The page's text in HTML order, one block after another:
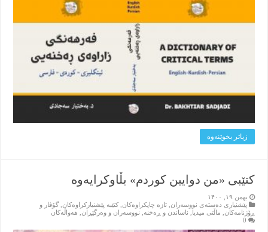
زیاتر بخوێنه‌وه‌
کتێبی «من دوایین کوردم» بڵاوکرایه‌وه‌
بهمن ۱۹, ۱۴۰۰
پێشنیاری ده‌سته‌ی نووسه‌ران,تازه‌ چاپکراوه‌کان,کتێبه‌ پێشنیارکراوه‌کان,گۆڤار و
ڕۆژنامه‌کان, ماڵتی میدیا, ناساندن و ڕه‌خنه‌, نووسه‌ران و وه‌رگێڕان, هه‌واڵه‌کان
0